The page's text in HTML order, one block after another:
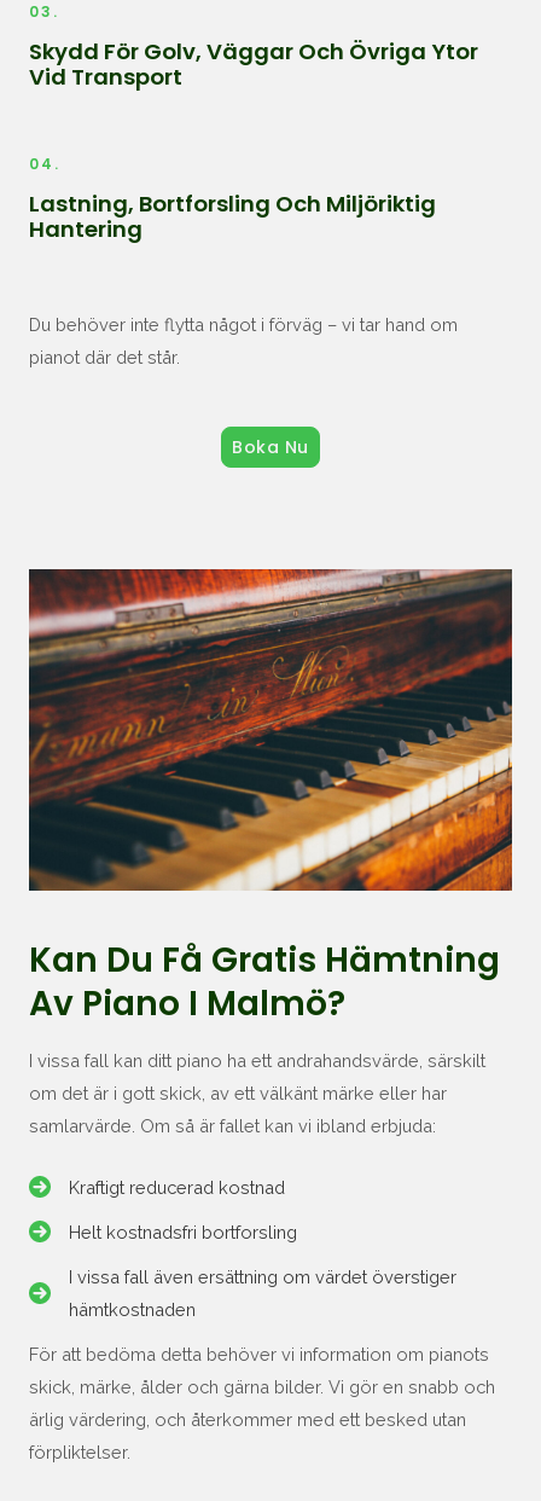
03.
Skydd För Golv, Väggar Och Övriga Ytor
Vid Transport
04.
Lastning, Bortforsling Och Miljöriktig
Hantering
Du behöver inte flytta något i förväg – vi tar hand om
pianot där det står.
Boka Nu
Kan Du Få Gratis Hämtning
Av Piano I Malmö?
I vissa fall kan ditt piano ha ett andrahandsvärde, särskilt
om det är i gott skick, av ett välkänt märke eller har
samlarvärde. Om så är fallet kan vi ibland erbjuda:
Kraftigt reducerad kostnad
Helt kostnadsfri bortforsling
I vissa fall även ersättning om värdet överstiger
hämtkostnaden
För att bedöma detta behöver vi information om pianots
skick, märke, ålder och gärna bilder. Vi gör en snabb och
ärlig värdering, och återkommer med ett besked utan
förpliktelser.